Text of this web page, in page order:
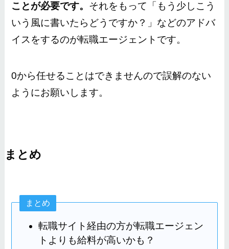
ことが必要です。 それをもって「もう少しこう
いう風に書いたらどうですか？」などのアドバ
イスをするのが転職エージェントです。
0から任せることはできませんので誤解のない
ようにお願いします。
まとめ
まとめ
転職サイト経由の方が転職エージェン
トよりも給料が高いかも？